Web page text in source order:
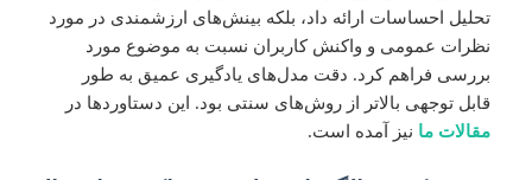
تحلیل احساسات ارائه داد، بلکه بینش‌های ارزشمندی در مورد
نظرات عمومی و واکنش کاربران نسبت به موضوع مورد
بررسی فراهم کرد. دقت مدل‌های یادگیری عمیق به طور
قابل توجهی بالاتر از روش‌های سنتی بود. این دستاوردها در
مقالات ما نیز آمده است.